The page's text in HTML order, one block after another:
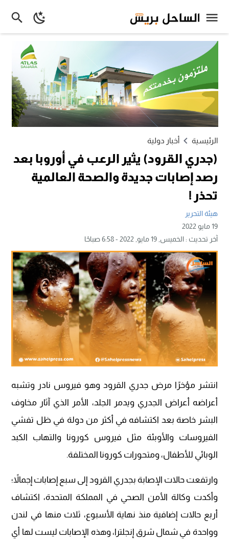
الرئيسية أخبار دولية
(جدري القرود) يثير الرعب في أوروبا بعد
رصد إصابات جديدة والصحة العالمية
تحذر !
هيئة التحرير
19 مايو 2022
آخر تحديث :الخميس, 19 مايو, 2022 - 6:58 صباحًا
انتشر مؤخرًا مرض جدري القرود وهو فيروس نادر وتشبه
أعراضه أعراض الجدري ويدمر الجلد، الأمر الذي آثار مخاوف
البشر خاصة بعد اكتشافه في أكثر من دولة في ظل تفشي
الفيروسات والأوبئة مثل فيروس كورونا والتهاب الكبد
الوبائي للأطفال، ومتحورات كورونا المختلفة.
وارتفعت حالات الإصابة بجدري القرود إلى سبع إصابات إجمالاً؛
وأكدت وكالة الأمن الصحي في المملكة المتحدة، اكتشاف
أربع حالات إضافية منذ نهاية الأسبوع، ثلاث منها في لندن
وواحدة في شمال شرق إنجلترا، وهذه الإصابات ليست لها أي